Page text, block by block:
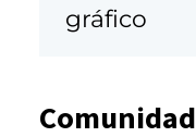
gráfico
Comunidad